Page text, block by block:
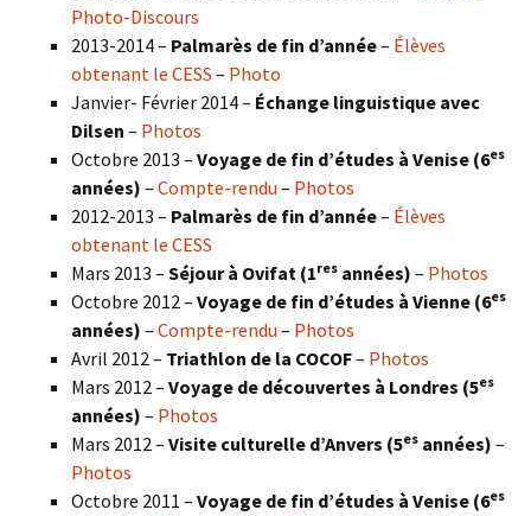
Photo-Discours
2013-2014 – Palmarès de fin d’année– Élèves
obtenant le CESS – Photo
Janvier- Février 2014 – Échange linguistique avec
Dilsen – Photos
Octobre 2013 – Voyage de fin d’études à Venise (6es
années) – Compte-rendu – Photos
2012-2013 – Palmarès de fin d’année– Élèves
obtenant le CESS
Mars 2013 – Séjour à Ovifat (1res années) – Photos
Octobre 2012 – Voyage de fin d’études à Vienne (6es
années) – Compte-rendu – Photos
Avril 2012 – Triathlon de la COCOF– Photos
Mars 2012 – Voyage de découvertes à Londres (5es
années) – Photos
Mars 2012 – Visite culturelle d’Anvers (5es années) –
Photos
Octobre 2011 – Voyage de fin d’études à Venise (6es